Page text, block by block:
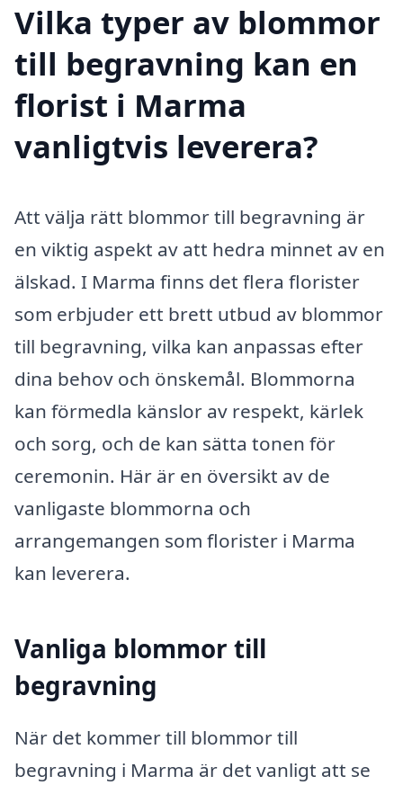
Vilka typer av blommor
till begravning kan en
florist i Marma
vanligtvis leverera?
Att välja rätt blommor till begravning är
en viktig aspekt av att hedra minnet av en
älskad. I Marma finns det flera florister
som erbjuder ett brett utbud av blommor
till begravning, vilka kan anpassas efter
dina behov och önskemål. Blommorna
kan förmedla känslor av respekt, kärlek
och sorg, och de kan sätta tonen för
ceremonin. Här är en översikt av de
vanligaste blommorna och
arrangemangen som florister i Marma
kan leverera.
Vanliga blommor till
begravning
När det kommer till blommor till
begravning i Marma är det vanligt att se